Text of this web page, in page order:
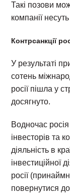
Такі позови
компанії
Контрсанкції
У результаті
сотень
росії пішла у
досягнуто.
Водночас
інвесторів та
діяльність в
інвестиційної
росії
повернутися до